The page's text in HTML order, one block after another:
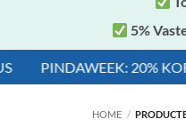
5%
PINDAWEEK: 20%
HOME /